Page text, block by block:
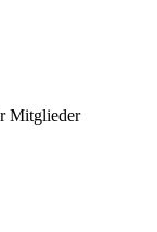
Mitglieder